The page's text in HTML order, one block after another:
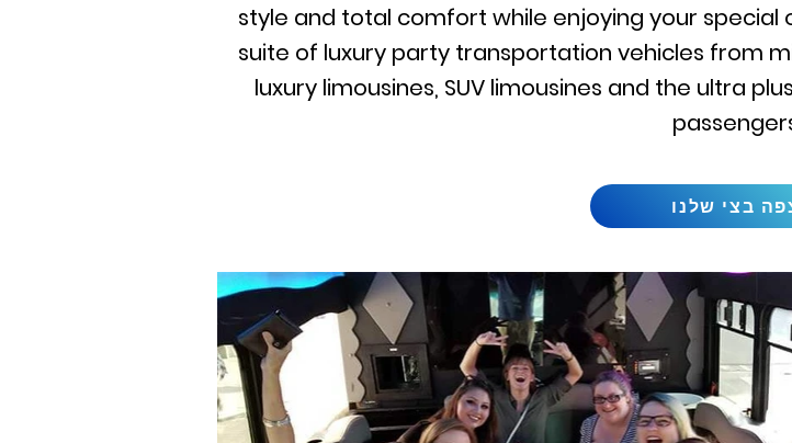
style and total comfort while enjoying your special
suite of luxury party transportation vehicles from
luxury limousines, SUV limousines and the ultra
בצי שלנו